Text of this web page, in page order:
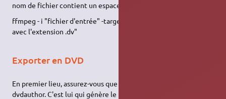
nom de fichier contient un espace) :
ffmpeg - i "fichier d'entrée" -target pal-dv "fichier de sortie
avec l'extension .dv"
Exporter en DVD
En premier lieu, assurez-vous que vous avez installé le paquet
dvdauthor. C'est lui qui génère le fichier xml nécessaire à la